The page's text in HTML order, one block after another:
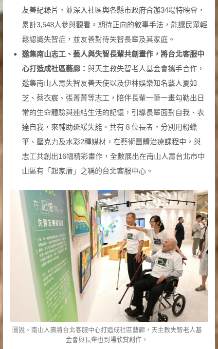
友善紀錄片，並深入社區與各縣市政府合辦34場特映會，
累計3,548人參與觀看。期待正向的敘事手法，能讓民眾輕
鬆認識失智症，並友善對待失智長輩及其家庭。
邀集南山志工、藝人與失智長輩共創畫作，將台北客服中
心打造成社區藝廊： 與天主教失智老人基金會攜手合作，
邀集南山人壽失智友善天使以及伊林娛樂知名藝人夏如
芝、蔡衣宸、張菁菁等志工，陪伴長輩一筆一畫勾勒出日
常的生命體驗與連結生活的記憶，引導長輩面對自我、表
達自我，來輔助延緩失能。共有８位長者，分別用粉蠟
筆、壓克力及水彩2種媒材，在藝術團體治療課程中，與
志工共創出16幅精彩畫作，全數展出在南山人壽台北市中
山區有「起家厝」之稱的台北客服中心。
圖說、南山人壽將台北客服中心打造成社區藝廊，天主教失智老人基
金會與長輩也到場欣賞創作。